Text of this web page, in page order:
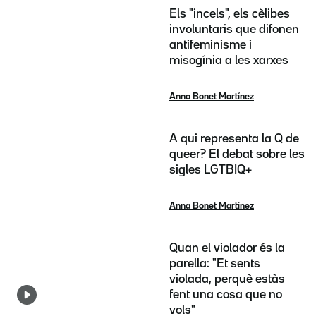
Els "incels", els cèlibes
involuntaris que difonen
antifeminisme i
misogínia a les xarxes
Anna Bonet Martínez
A qui representa la Q de
queer? El debat sobre les
sigles LGTBIQ+
Anna Bonet Martínez
Quan el violador és la
parella: "Et sents
violada, perquè estàs
fent una cosa que no
vols"